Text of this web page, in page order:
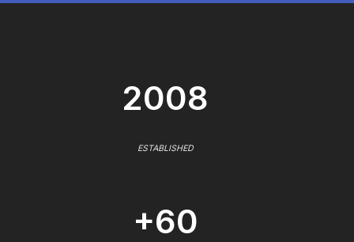
2008
ESTABLISHED
+60